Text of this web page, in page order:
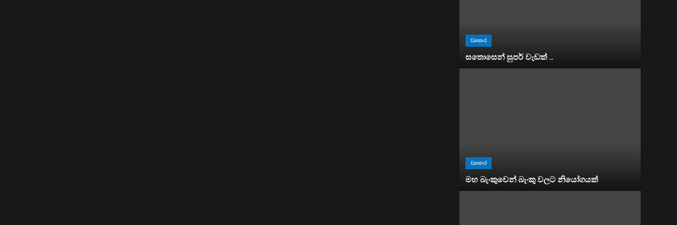
ව්‍යාපාර
සතොසෙන් සුපර් වැඩක් ..
ව්‍යාපාර
මහ බැංකුවෙන් බැංකු වලට නියෝගයක්